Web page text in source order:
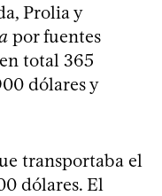
Prolia y
por fuentes
total 365
dólares y
transportaba el
dólares. El